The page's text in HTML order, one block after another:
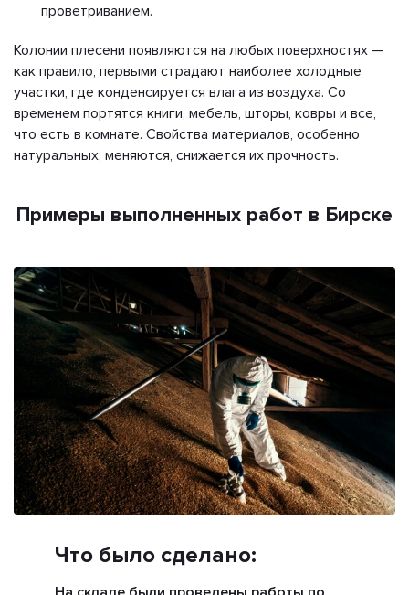
проветриванием.
Колонии плесени появляются на любых поверхностях —
как правило, первыми страдают наиболее холодные
участки, где конденсируется влага из воздуха. Со
временем портятся книги, мебель, шторы, ковры и все,
что есть в комнате. Свойства материалов, особенно
натуральных, меняются, снижается их прочность.
Примеры выполненных работ в Бирске
Что было сделано: